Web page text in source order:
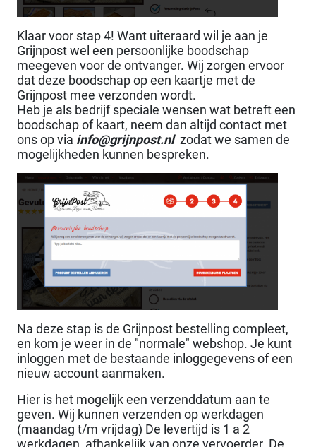
Klaar voor stap 4! Want uiteraard wil je aan je
Grijnpost wel een persoonlijke boodschap
meegeven voor de ontvanger. Wij zorgen ervoor
dat deze boodschap op een kaartje met de
Grijnpost mee verzonden wordt.
Heb je als bedrijf speciale wensen wat betreft een
boodschap of kaart, neem dan altijd contact met
ons op via info@grijnpost.nl zodat we samen de
mogelijkheden kunnen bespreken.
Na deze stap is de Grijnpost bestelling compleet,
en kom je weer in de "normale" webshop. Je kunt
inloggen met de bestaande inloggegevens of een
nieuw account aanmaken.
Hier is het mogelijk een verzenddatum aan te
geven. Wij kunnen verzenden op werkdagen
(maandag t/m vrijdag) De levertijd is 1 a 2
werkdagen, afhankelijk van onze vervoerder. De